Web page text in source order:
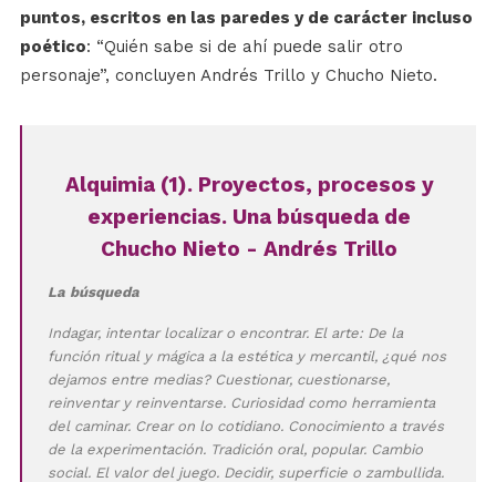
puntos, escritos en las paredes y de carácter incluso
poético: “Quién sabe si de ahí puede salir otro
personaje”, concluyen Andrés Trillo y Chucho Nieto.
Alquimia (1). Proyectos, procesos y
experiencias. Una búsqueda de
Chucho Nieto - Andrés Trillo
La búsqueda
Indagar, intentar localizar o encontrar. El arte: De la
función ritual y mágica a la estética y mercantil, ¿qué nos
dejamos entre medias? Cuestionar, cuestionarse,
reinventar y reinventarse. Curiosidad como herramienta
del caminar. Crear on lo cotidiano. Conocimiento a través
de la experimentación. Tradición oral, popular. Cambio
social. El valor del juego. Decidir, superficie o zambullida.